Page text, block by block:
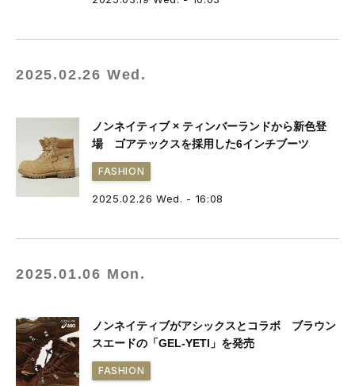
2025.02.26 Wed.
ノンネイティブ × ティンバーランドから新色登
場 ゴアテックスを採用した6インチブーツ
FASHION
2025.02.26 Wed. - 16:08
2025.01.06 Mon.
ノンネイティブがアシックスとコラボ ブラウン
スエードの「GEL-YETI」を発売
FASHION